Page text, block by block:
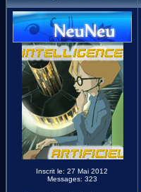
Inscrit le: 27 Mai 2012
Messages: 323